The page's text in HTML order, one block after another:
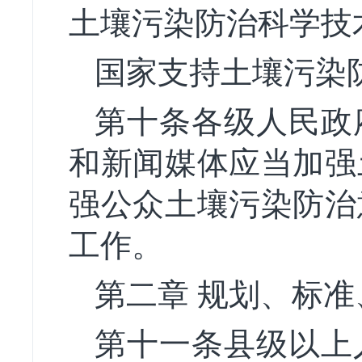
土壤污染防治科学
国家支持土壤污染
第十条各级人民
和新闻媒体应当加
强公众土壤污染防
工作。
第二章 规划、标
第十一条县级以